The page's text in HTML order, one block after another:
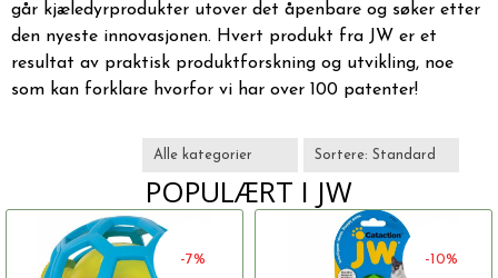
går kjæledyrprodukter utover det åpenbare og søker etter
den nyeste innovasjonen. Hvert produkt fra JW er et
resultat av praktisk produktforskning og utvikling, noe
som kan forklare hvorfor vi har over 100 patenter!
POPULÆRT I JW
-7% -10%